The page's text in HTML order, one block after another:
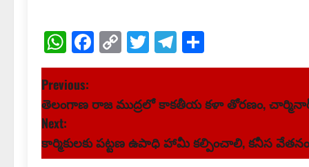
WhatsApp
Facebook
Copy
Link
TwitterTelegram
P
o
s
Previous:
తెలంగాణ రాజ ముద్రలో కాకతీయ కళా తోరణం,
Next:
కార్మికులకు పట్టణ ఉపాధి హామీ కల్పించాలి, కనీస